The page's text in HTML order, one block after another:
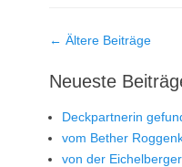
Beitragsnavigation
← Ältere Beiträge
Neueste
Deckpartnerin
vom Bether
von der